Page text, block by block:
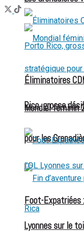
Mondial féminin
pour les
Éliminatoires
Rico, grosse
Foot-Expatriées
Lyonnes sur le